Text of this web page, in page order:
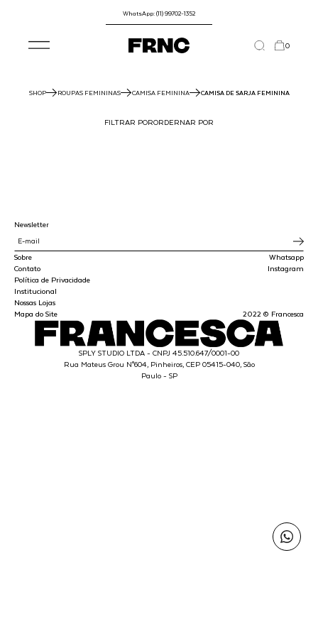
WhatsApp: (11) 99702-1352
0
SHOP ROUPAS FEMININAS CAMISA FEMININA CAMISA DE SARJA FEMININA
FILTRAR PORORDERNAR POR
Sobre
Contato
Política de Privacidade
Institucional
Nossas Lojas
Mapa do Site
Whatsapp
Instagram
2022 © Francesca
Newsletter
SPLY STUDIO LTDA - CNPJ 45.510.647/0001-00
Rua Mateus Grou N°604, Pinheiros, CEP 05415-040, São
Paulo - SP